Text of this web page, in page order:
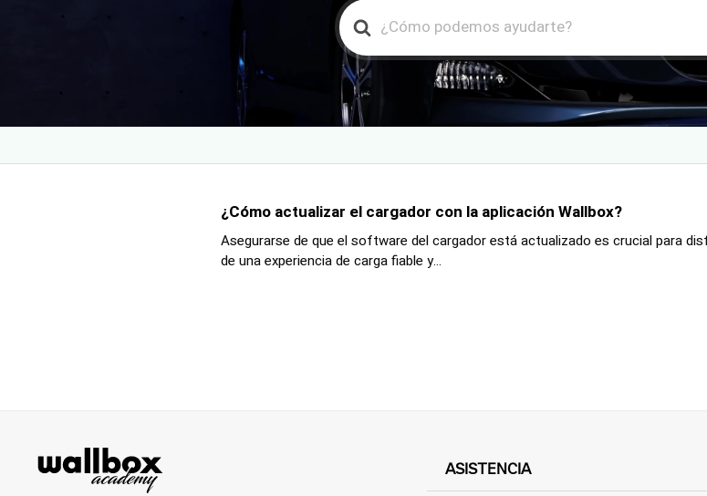
Search
For
¿Cómo actualizar el cargador con la aplicación Wallbox?
Asegurarse de que el software del cargador está actualizado es crucial para
de una experiencia de carga fiable y...
ASISTENCIA